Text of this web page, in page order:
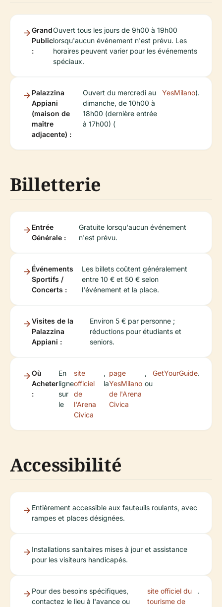
Grand
Public
:
Ouvert tous les jours de 9h00 à 19h00
lorsqu'aucun événement n'est prévu. Les
horaires peuvent varier pour les événements
spéciaux.
Palazzina
Appiani
(maison de
maître
adjacente) :
Ouvert du mercredi au
dimanche, de 10h00 à
18h00 (dernière entrée
à 17h00) (
YesMilano).
Billetterie
Entrée
Générale :
Gratuite lorsqu'aucun événement
n'est prévu.
Événements
Sportifs /
Concerts :
Les billets coûtent généralement
entre 10 € et 50 € selon
l'événement et la place.
Visites de la
Palazzina
Appiani :
Environ 5 € par personne ;
réductions pour étudiants et
seniors.
Où
Acheter
:
En
ligne
sur
le
site
officiel
de
l'Arena
Civica
,
la
page
YesMilano
de l'Arena
Civica
,
ou
GetYourGuide.
Accessibilité
Entièrement accessible aux fauteuils roulants, avec
rampes et places désignées.
Installations sanitaires mises à jour et assistance
pour les visiteurs handicapés.
Pour des besoins spécifiques,
contactez le lieu à l'avance ou
site officiel du
tourisme de
.